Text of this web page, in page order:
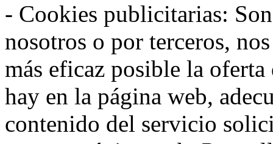
- Cookies publicitarias:
nosotros o por terceros,
más eficaz posible la
hay en la página web,
contenido del servicio